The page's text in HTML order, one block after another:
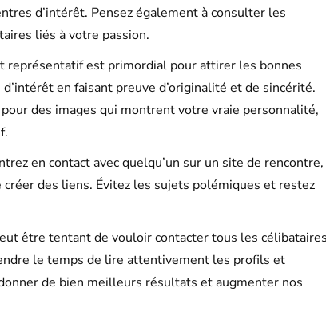
d’intérêt. Pensez également à consulter les
liés à votre passion.
représentatif est primordial pour attirer les bonnes
en faisant preuve d’originalité et de sincérité.
des images qui montrent votre vraie personnalité,
en contact avec quelqu’un sur un site de rencontre,
des liens. Évitez les sujets polémiques et restez
être tentant de vouloir contacter tous les célibataires
le temps de lire attentivement les profils et
de bien meilleurs résultats et augmenter nos